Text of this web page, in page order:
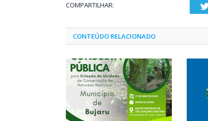
COMPARTILHAR:
CONTEÚDO RELACIONADO